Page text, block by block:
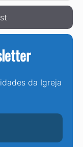
da Igreja